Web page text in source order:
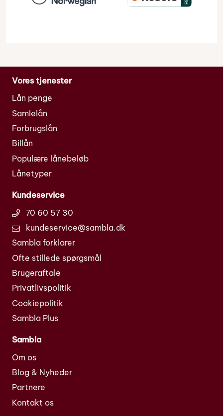
Vores tjenester
Lån penge
Samlelån
Forbrugslån
Billån
Populære lånebeløb
Lånetyper
Kundeservice
70 60 57 30
kundeservice@sambla.dk
Sambla forklarer
Ofte stillede spørgsmål
Brugeraftale
Privatlivspolitik
Cookiepolitik
Sambla Plus
Sambla
Om os
Blog & Nyheder
Partnere
Kontakt os